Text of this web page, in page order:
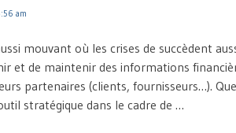
am
mouvant où les crises de succèdent
et de maintenir des informations
partenaires (clients, fournisseurs…).
stratégique dans le cadre de …